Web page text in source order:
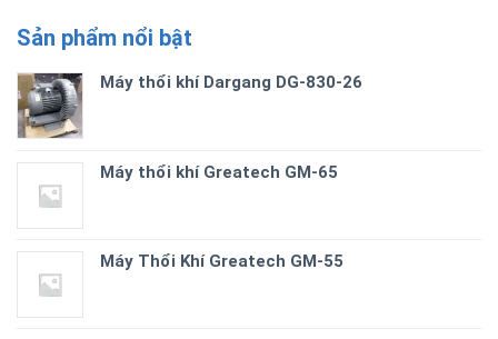
Sản phẩm nổi bật
Máy thổi khí Dargang DG-830-26
Máy thổi khí Greatech GM-65
Máy Thổi Khí Greatech GM-55